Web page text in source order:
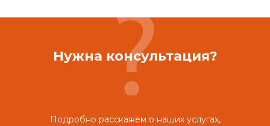
Нужна консультация?
Подробно расскажем о наших услугах,